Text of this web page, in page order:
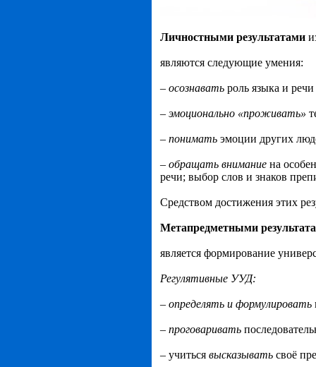
Личностными результатами
являются следующие умения:
– осознавать роль языка и
– эмоционально «проживать»
– понимать эмоции других
– обращать внимание на
речи; выбор слов и знаков
Средством достижения этих
Метапредметными
является формирование
Регулятивные УУД:
– определять и формулировать
– проговаривать
– учиться высказывать своё